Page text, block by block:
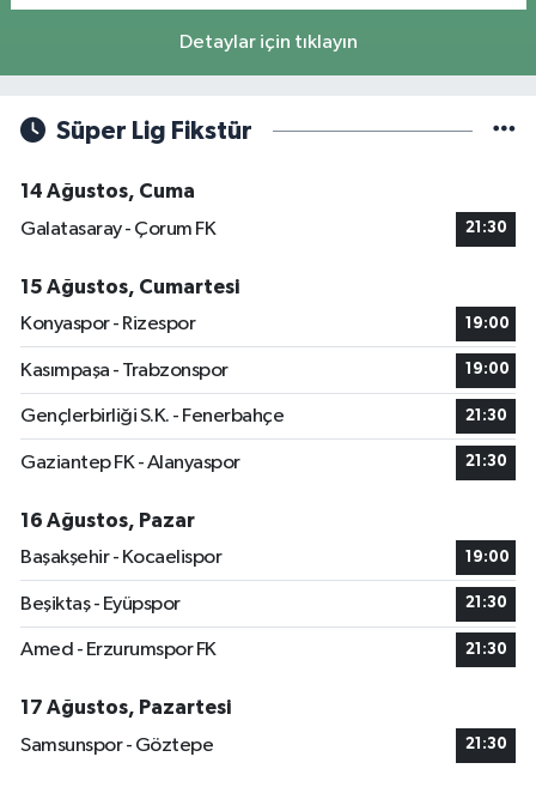
Detaylar için tıklayın
Süper Lig Fikstür
14 Ağustos, Cuma
Galatasaray - Çorum FK
21:30
15 Ağustos, Cumartesi
Konyaspor - Rizespor
19:00
Kasımpaşa - Trabzonspor 19:00
Gençlerbirliği S.K. - Fenerbahçe 21:30
Gaziantep FK - Alanyaspor 21:30
16 Ağustos, Pazar
Başakşehir - Kocaelispor
19:00
Beşiktaş - Eyüpspor 21:30
Amed - Erzurumspor FK 21:30
17 Ağustos, Pazartesi
Samsunspor - Göztepe
21:30